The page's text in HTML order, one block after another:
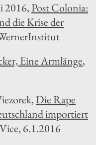
2016,Post Colonia:
die Krise der
Eine Armlänge,
Die Rape
importiert
6.1.2016